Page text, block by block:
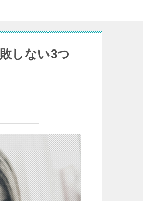
しない3つ